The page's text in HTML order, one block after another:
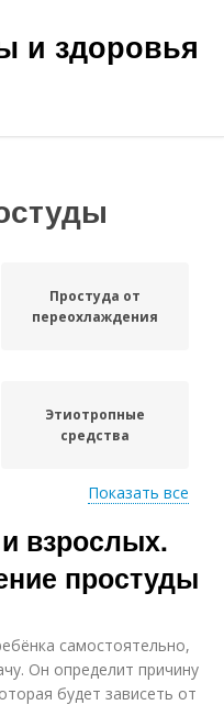
и здоровья
Простуда от
переохлаждения
Этиотропные
средства
Лекарства от
простуды
Простуда с
переохлаждением
Показать все
взрослых.
простуды
самостоятельно,
Он определит причину
будет зависеть от